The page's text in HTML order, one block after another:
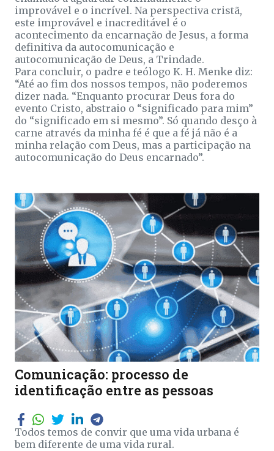
improvável e o incrível. Na perspectiva cristã,
este improvável e inacreditável é o
acontecimento da encarnação de Jesus, a forma
definitiva da autocomunicação e
autocomunicação de Deus, a Trindade.
Para concluir, o padre e teólogo K. H. Menke diz:
“Até ao fim dos nossos tempos, não poderemos
dizer nada. “Enquanto procurar Deus fora do
evento Cristo, abstraio o “significado para mim”
do “significado em si mesmo”. Só quando desço à
carne através da minha fé é que a fé já não é a
minha relação com Deus, mas a participação na
autocomunicação do Deus encarnado”.
Comunicação: processo de
identificação entre as pessoas
Todos temos de convir que uma vida urbana é
bem diferente de uma vida rural.